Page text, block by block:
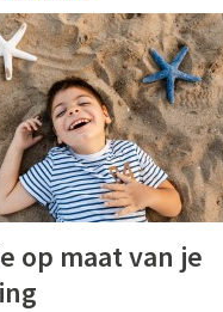
op maat van je